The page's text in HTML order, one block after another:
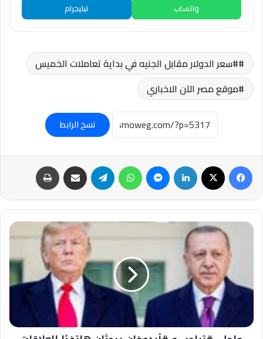
واتساب
تيليجرام
#سعر الدولار مقابل الجنيه في بداية تعاملات الخميس
موقع مصر الآن الاخباري
نسخ الرابط
فيسبوك لينكدإن ماسنجر واتساب تيلقرام مشاركة عبر البريد
عاجل-
#أردوغان
هاتفيًا
وتطورات